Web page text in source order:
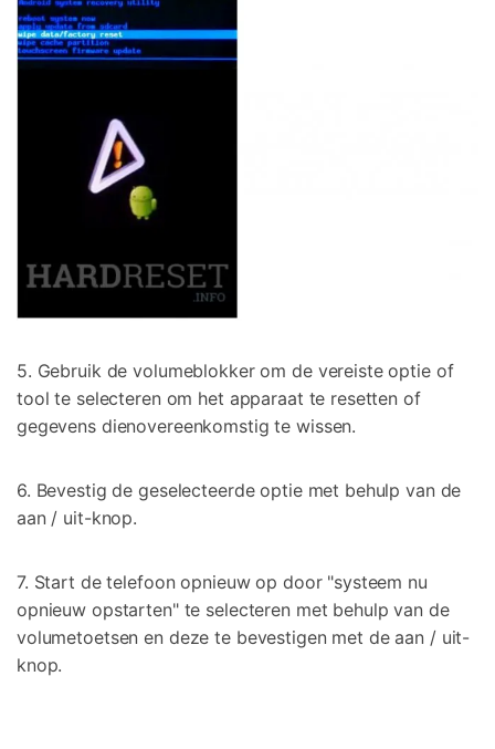
5. Gebruik de volumeblokker om de vereiste optie of
tool te selecteren om het apparaat te resetten of
gegevens dienovereenkomstig te wissen.
6. Bevestig de geselecteerde optie met behulp van de
aan / uit-knop.
7. Start de telefoon opnieuw op door "systeem nu
opnieuw opstarten" te selecteren met behulp van de
volumetoetsen en deze te bevestigen met de aan / uit-
knop.